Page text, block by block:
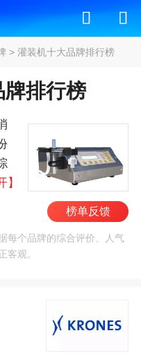
> 灌装机十大品牌排行榜
排行榜
】
榜单反馈
每个品牌的综合评价、人气
客观。
1